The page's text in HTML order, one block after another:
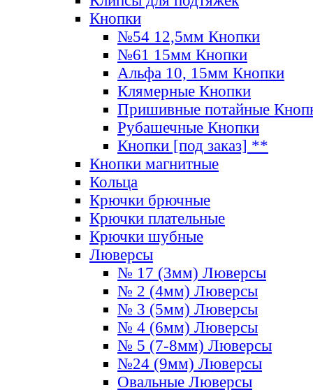
Кнопки
№54 12,5мм Кнопки
№61 15мм Кнопки
Альфа 10, 15мм Кнопки
Клямерные Кнопки
Пришивные потайные
Рубашечные Кнопки
Кнопки [под заказ] **
Кнопки магнитные
Кольца
Крючки брючные
Крючки плательные
Крючки шубные
Люверсы
№ 17 (3мм) Люверсы
№ 2 (4мм) Люверсы
№ 3 (5мм) Люверсы
№ 4 (6мм) Люверсы
№ 5 (7-8мм) Люверсы
№24 (9мм) Люверсы
Овальные Люверсы